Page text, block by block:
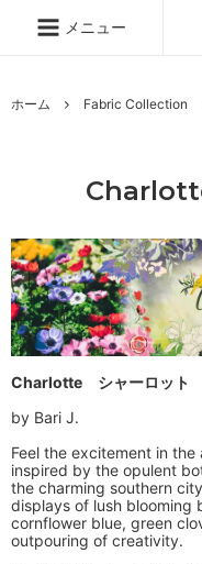
メニュー
ホーム Fabric Collection
Charlotte シャーロット
by Bari J.
Feel the excitement in
inspired by the opulent
the charming southern
displays of lush blooming
cornflower blue, green
outpouring of creativity.